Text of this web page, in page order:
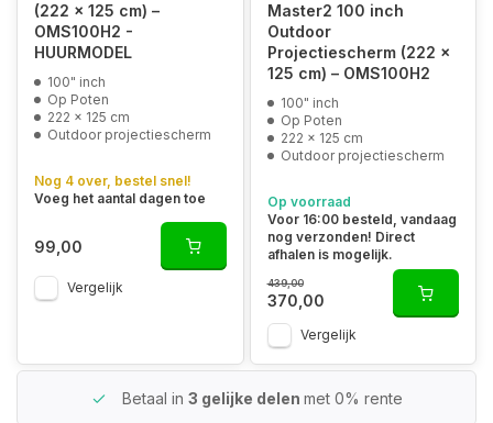
(222 x 125 cm) –
OMS100H2 -
HUURMODEL
100" inch
Op Poten
222 x 125 cm
Outdoor projectiescherm
Nog 4 over, bestel snel!
Voeg het aantal dagen toe
99,00
Vergelijk
Master2 100 inch
Outdoor
Projectiescherm (222 x
125 cm) – OMS100H2
100" inch
Op Poten
222 x 125 cm
Outdoor projectiescherm
Op voorraad
Voor 16:00 besteld, vandaag
nog verzonden! Direct
afhalen is mogelijk.
439,00
370,00
Vergelijk
Betaal in 3 gelijke delen met 0% rente